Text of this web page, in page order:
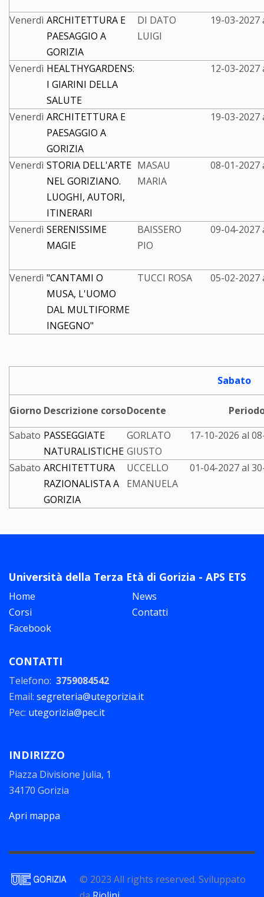
Venerdì ARCHITETTURA E
PAESAGGIO A
GORIZIA
DI DATO
LUIGI
19-03-2027
Venerdì HEALTHYGARDENS:
I GIARINI DELLA
SALUTE
12-03-2027
Venerdì ARCHITETTURA E
PAESAGGIO A
GORIZIA
19-03-2027
Venerdì STORIA DELL'ARTE
NEL GORIZIANO.
LUOGHI, AUTORI,
ITINERARI
MASAU
MARIA
08-01-2027
Venerdì SERENISSIME
MAGIE
BAISSERO
PIO
09-04-2027
Venerdì "CANTAMI O
MUSA, L'UOMO
DAL MULTIFORME
INGEGNO"
TUCCI ROSA 05-02-2027
Sabato
Giorno Descrizione corsoDocente
Sabato PASSEGGIATE
NATURALISTICHE
GORLATO
GIUSTO
17-10-2026 al
Sabato ARCHITETTURA
RAZIONALISTA A
GORIZIA
UCCELLO
EMANUELA
01-04-2027 al
Università della Terza Età di Gorizia - APS ETS
Home
News
Corsi
Contatti
Facebook
CONTATTI
Telefono: 3759084542
Email: segreteria@utegorizia.it
Pec: utegorizia@pec.it
INDIRIZZO
Piazza Divisione Julia, 1
34170 Gorizia
Apri mappa
© 2023 All rights reserved. Sviluppato